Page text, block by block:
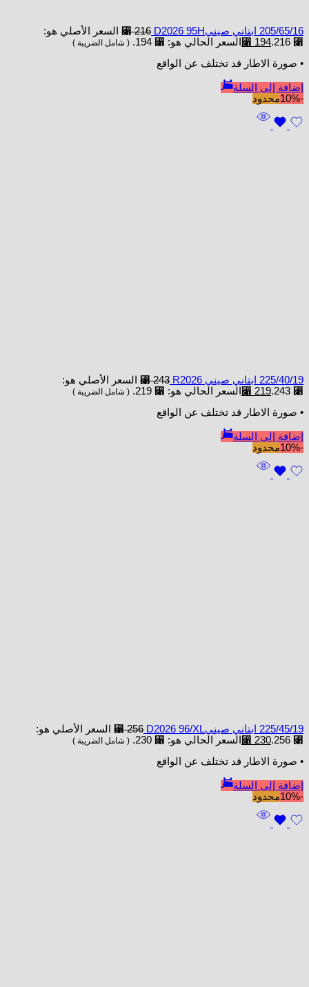
205/65/16 ابتاني صينيD2026 95H ⃁216
السعر الأصلي هو:
⃁ 216.
⃁ 194 السعر الحالي هو: ⃁ 194. ( شامل الضريبة )
• صورة الاطار قد تختلف عن الواقع
إضافة إلى السلة
-10%
محدود
225/40/19 ابتاني صيني R2026 ⃁243
السعر الأصلي هو:
⃁ 243.
⃁ 219 السعر الحالي هو: ⃁ 219. ( شامل الضريبة )
• صورة الاطار قد تختلف عن الواقع
إضافة إلى السلة
-10%
محدود
225/45/19 ابتاني صينيD2026 96/XL ⃁256
السعر الأصلي هو:
⃁ 256.
⃁ 230 السعر الحالي هو: ⃁ 230. ( شامل الضريبة )
• صورة الاطار قد تختلف عن الواقع
إضافة إلى السلة
-10%
محدود